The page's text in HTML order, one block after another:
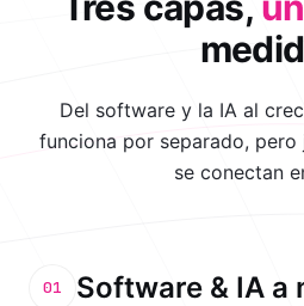
Del software y la IA al
funciona por separado,
se conectan
01 Software & IA a